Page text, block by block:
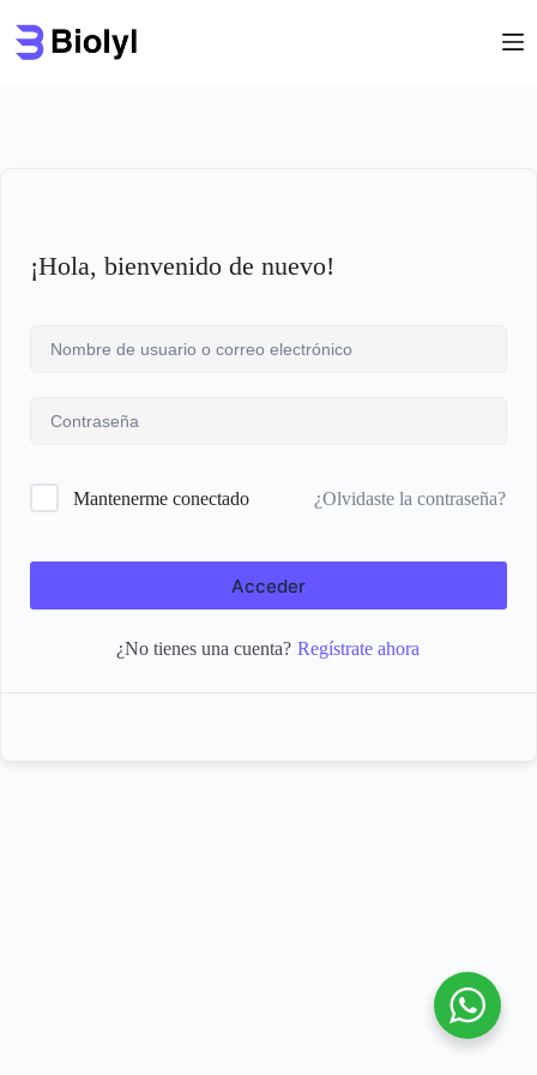
contenido
¡Hola, bienvenido de nuevo!
Mantenerme conectado ¿Olvidaste la contraseña?
Acceder
¿No tienes una cuenta? Regístrate ahora